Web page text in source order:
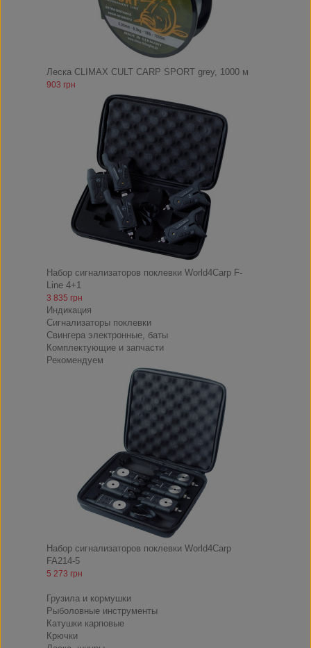
Леска CLIMAX CULT CARP SPORT grey, 1000 м
903 грн
Набор сигнализаторов поклевки World4Carp F-
Line 4+1
3 835 грн
Индикация
Сигнализаторы поклевки
Свингера электронные, баты
Комплектующие и запчасти
Рекомендуем
Набор сигнализаторов поклевки World4Carp
FA214-5
5 273 грн
Грузила и кормушки
Рыболовные инструменты
Катушки карповые
Крючки